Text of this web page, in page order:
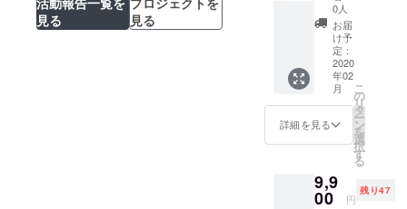
見る
見る
様の住
所入力
ミスに
よる再
配送 ・
支援者
様都合
取れな
かった
※送料無
料(国内
のみ) 下
記のよ
うなご
支援者
様都合
の場
合、追
(代金引
換)にて
円(税込)
から
25%OF
F(2,750
円引
き）の
8,250円
にてお
届け致
しま
す。 ・
レット
×2 ※仕
0人
お届
け予
定：
2020
年02
月
詳細を見る
こ
の
リ
タ
ー
ン
を
選
択
す
る
9,9
00 円
残り47